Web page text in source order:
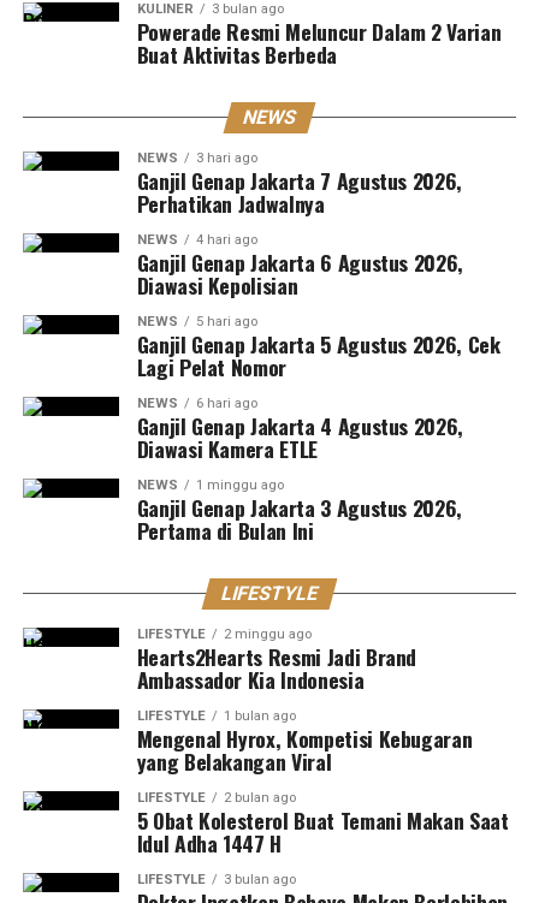
KULINER 3 bulan ago
Powerade Resmi Meluncur Dalam 2 Varian
Buat Aktivitas Berbeda
NEWS
NEWS 3 hari ago
Ganjil Genap Jakarta 7 Agustus 2026,
Perhatikan Jadwalnya
NEWS 4 hari ago
Ganjil Genap Jakarta 6 Agustus 2026,
Diawasi Kepolisian
NEWS 5 hari ago
Ganjil Genap Jakarta 5 Agustus 2026, Cek
Lagi Pelat Nomor
NEWS 6 hari ago
Ganjil Genap Jakarta 4 Agustus 2026,
Diawasi Kamera ETLE
NEWS 1 minggu ago
Ganjil Genap Jakarta 3 Agustus 2026,
Pertama di Bulan Ini
LIFESTYLE
LIFESTYLE 2 minggu ago
Hearts2Hearts Resmi Jadi Brand
Ambassador Kia Indonesia
LIFESTYLE 1 bulan ago
Mengenal Hyrox, Kompetisi Kebugaran
yang Belakangan Viral
LIFESTYLE 2 bulan ago
5 Obat Kolesterol Buat Temani Makan Saat
Idul Adha 1447 H
LIFESTYLE 3 bulan ago